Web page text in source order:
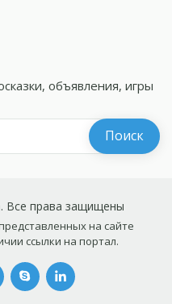
объявления, игры
. Все права защищены
на сайте
ссылки на портал.